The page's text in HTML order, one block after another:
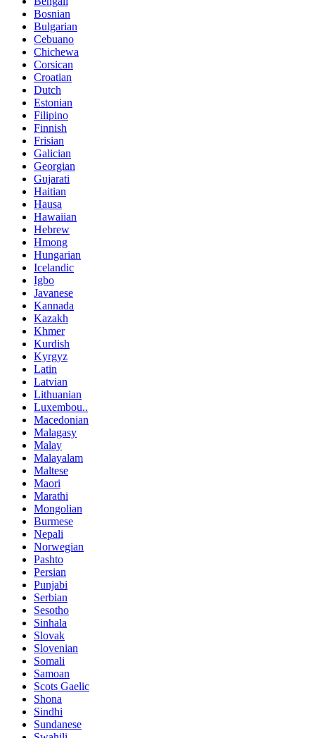
Bosnian
Bulgarian
Cebuano
Chichewa
Corsican
Croatian
Dutch
Estonian
Filipino
Finnish
Frisian
Galician
Georgian
Gujarati
Haitian
Hausa
Hawaiian
Hebrew
Hmong
Hungarian
Icelandic
Igbo
Javanese
Kannada
Kazakh
Khmer
Kurdish
Kyrgyz
Latin
Latvian
Lithuanian
Luxembou..
Macedonian
Malagasy
Malay
Malayalam
Maltese
Maori
Marathi
Mongolian
Burmese
Nepali
Norwegian
Pashto
Persian
Punjabi
Serbian
Sesotho
Sinhala
Slovak
Slovenian
Somali
Samoan
Scots Gaelic
Shona
Sindhi
Sundanese